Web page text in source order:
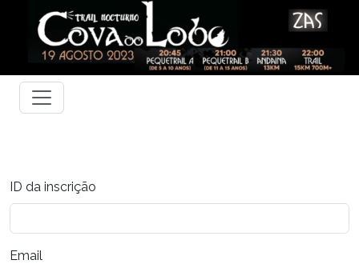
ID da inscrição
Email